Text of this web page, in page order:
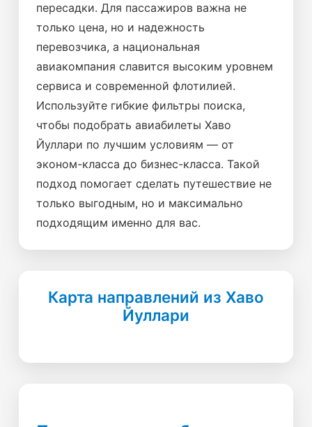
пересадки. Для пассажиров важна не
только цена, но и надежность
перевозчика, а национальная
авиакомпания славится высоким уровнем
сервиса и современной флотилией.
Используйте гибкие фильтры поиска,
чтобы подобрать авиабилеты Хаво
Йуллари по лучшим условиям — от
эконом-класса до бизнес-класса. Такой
подход помогает сделать путешествие не
только выгодным, но и максимально
подходящим именно для вас.
Карта направлений из Хаво
Йуллари